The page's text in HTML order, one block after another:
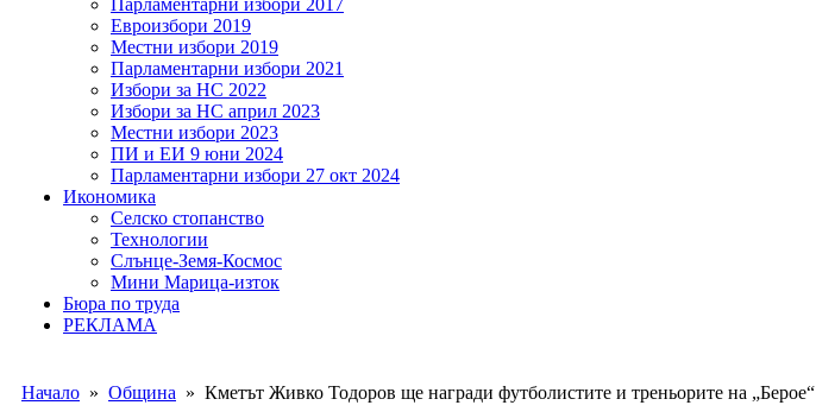
Парламентарни избори 2017
Евроизбори 2019
Местни избори 2019
Парламентарни избори 2021
Избори за НС 2022
Избори за НС април 2023
Местни избори 2023
ПИ и ЕИ 9 юни 2024
Парламентарни избори 27 окт 2024
Икономика
Селско стопанство
Технологии
Слънце-Земя-Космос
Мини Марица-изток
Бюра по труда
РЕКЛАМА
Начало » Община » Кметът Живко Тодоров ще награди футболистите и треньорите на „Берое“